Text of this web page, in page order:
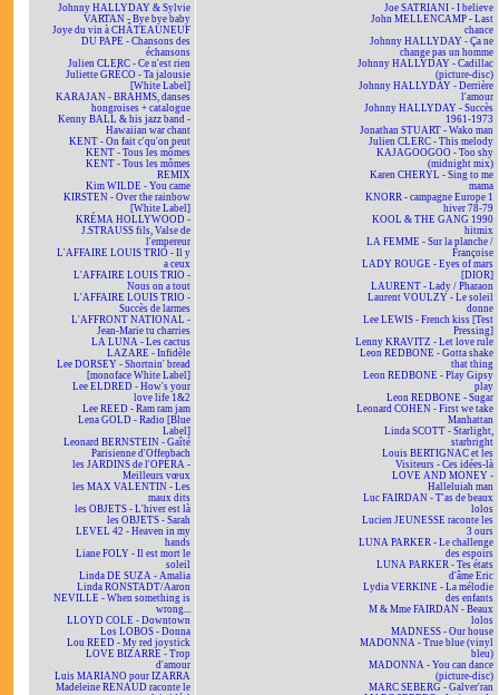
Johnny HALLYDAY & Sylvie
VARTAN - Bye bye baby
Joye du vin à CHÂTEAUNEUF
DU PAPE - Chansons des
échansons
Julien CLERC - Ce n'est rien
Juliette GRÉCO - Ta jalousie
[White Label]
KARAJAN - BRAHMS, danses
hongroises + catalogue
Kenny BALL & his jazz band -
Hawaiian war chant
KENT - On fait c'qu'on peut
KENT - Tous les mômes
KENT - Tous les mômes
REMIX
Kim WILDE - You came
KIRSTEN - Over the rainbow
[White Label]
KRÉMA HOLLYWOOD -
J.STRAUSS fils, Valse de
l'empereur
L'AFFAIRE LOUIS TRIO - Il y
a ceux
L'AFFAIRE LOUIS TRIO -
Nous on a tout
L'AFFAIRE LOUIS TRIO -
Succès de larmes
L'AFFRONT NATIONAL -
Jean-Marie tu charries
LA LUNA - Les cactus
LAZARE - Infidèle
Lee DORSEY - Shortnin' bread
[monoface White Label]
Lee ELDRED - How's your
love life 1&2
Lee REED - Ram ram jam
Lena GOLD - Radio [Blue
Label]
Leonard BERNSTEIN - Gaîté
Parisienne d'Offenbach
les JARDINS de l'OPÉRA -
Meilleurs vœux
les MAX VALENTIN - Les
maux dits
les OBJETS - L'hiver est là
les OBJETS - Sarah
LEVEL 42 - Heaven in my
hands
Liane FOLY - Il est mort le
soleil
Linda DE SUZA - Amalia
Linda RONSTADT/Aaron
NEVILLE - When something is
wrong...
LLOYD COLE - Downtown
Los LOBOS - Donna
Lou REED - My red joystick
LOVE BIZARRE - Trop
d'amour
Luis MARIANO pour IZARRA
Madeleine RENAUD raconte le
Joe SATRIANI - I believe
John MELLENCAMP - Last
chance
Johnny HALLYDAY - Ça ne
change pas un homme
Johnny HALLYDAY - Cadillac
(picture-disc)
Johnny HALLYDAY - Derrière
l'amour
Johnny HALLYDAY - Succès
1961-1973
Jonathan STUART - Wako man
Julien CLERC - This melody
KAJAGOOGOO - Too shy
(midnight mix)
Karen CHERYL - Sing to me
mama
KNORR - campagne Europe 1
hiver 78-79
KOOL & THE GANG 1990
hitmix
LA FEMME - Sur la planche /
Françoise
LADY ROUGE - Eyes of mars
[DIOR]
LAURENT - Lady / Pharaon
Laurent VOULZY - Le soleil
donne
Lee LEWIS - French kiss [Test
Pressing]
Lenny KRAVITZ - Let love rule
Leon REDBONE - Gotta shake
that thing
Leon REDBONE - Play Gipsy
play
Leon REDBONE - Sugar
Leonard COHEN - First we take
Manhattan
Linda SCOTT - Starlight,
starbright
Louis BERTIGNAC et les
Visiteurs - Ces idées-là
LOVE AND MONEY -
Halleluiah man
Luc FAIRDAN - T'as de beaux
lolos
Lucien JEUNESSE raconte les
3 ours
LUNA PARKER - Le challenge
des espoirs
LUNA PARKER - Tes états
d'âme Eric
Lydia VERKINE - La mélodie
des enfants
M & Mme FAIRDAN - Beaux
lolos
MADNESS - Our house
MADONNA - True blue (vinyl
bleu)
MADONNA - You can dance
(picture-disc)
MARC SEBERG - Galver'ran